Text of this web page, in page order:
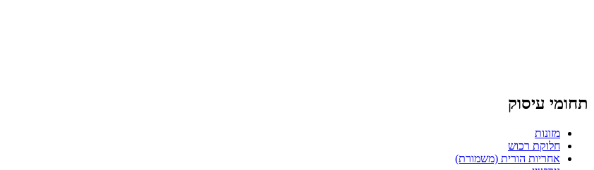
תחומי עיסוק
מזונות
חלוקת רכוש
אחריות הורית (משמורת)